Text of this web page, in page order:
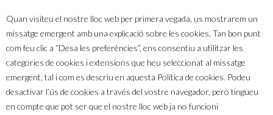
Quan visiteu el nostre lloc web per primera vegada, us mostrarem un
missatge emergent amb una explicació sobre les cookies. Tan bon punt
com feu clic a “Desa les preferències”, ens consentiu a utilitzar les
categories de cookies i extensions que heu seleccionat al missatge
emergent, tal i com es descriu en aquesta Política de cookies. Podeu
desactivar l’ús de cookies a través del vostre navegador, però tingueu
en compte que pot ser que el nostre lloc web ja no funcioni